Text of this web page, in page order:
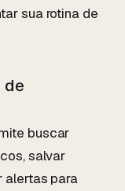
sua rotina de
de
buscar
salvar
alertas para